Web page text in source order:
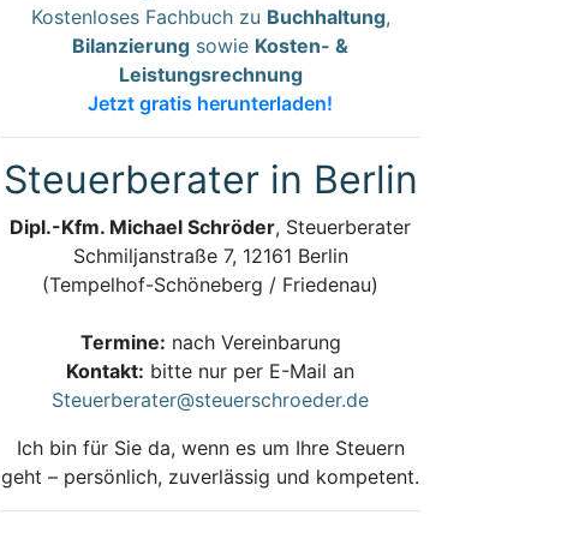
Kostenloses Fachbuch zu Buchhaltung,
Bilanzierung sowie Kosten- &
Leistungsrechnung
Jetzt gratis herunterladen!
Steuerberater in Berlin
Dipl.-Kfm. Michael Schröder, Steuerberater
Schmiljanstraße 7, 12161 Berlin
(Tempelhof-Schöneberg / Friedenau)
Termine: nach Vereinbarung
Kontakt: bitte nur per E-Mail an
Steuerberater@steuerschroeder.de
Ich bin für Sie da, wenn es um Ihre Steuern
geht – persönlich, zuverlässig und kompetent.